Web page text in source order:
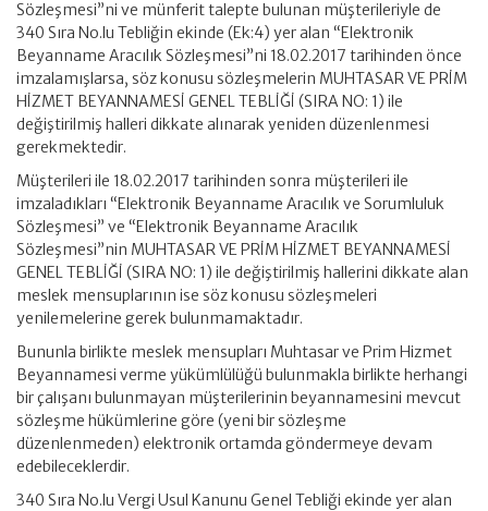
Sözleşmesi”ni ve münferit talepte bulunan müşterileriyle de
340 Sıra No.lu Tebliğin ekinde (Ek:4) yer alan “Elektronik
Beyanname Aracılık Sözleşmesi”ni 18.02.2017 tarihinden önce
imzalamışlarsa, söz konusu sözleşmelerin MUHTASAR VE PRİM
HİZMET BEYANNAMESİ GENEL TEBLİĞİ (SIRA NO: 1) ile
değiştirilmiş halleri dikkate alınarak yeniden düzenlenmesi
gerekmektedir.
Müşterileri ile 18.02.2017 tarihinden sonra müşterileri ile
imzaladıkları “Elektronik Beyanname Aracılık ve Sorumluluk
Sözleşmesi” ve “Elektronik Beyanname Aracılık
Sözleşmesi”nin MUHTASAR VE PRİM HİZMET BEYANNAMESİ
GENEL TEBLİĞİ (SIRA NO: 1) ile değiştirilmiş hallerini dikkate alan
meslek mensuplarının ise söz konusu sözleşmeleri
yenilemelerine gerek bulunmamaktadır.
Bununla birlikte meslek mensupları Muhtasar ve Prim Hizmet
Beyannamesi verme yükümlülüğü bulunmakla birlikte herhangi
bir çalışanı bulunmayan müşterilerinin beyannamesini mevcut
sözleşme hükümlerine göre (yeni bir sözleşme
düzenlenmeden) elektronik ortamda göndermeye devam
edebileceklerdir.
340 Sıra No.lu Vergi Usul Kanunu Genel Tebliği ekinde yer alan